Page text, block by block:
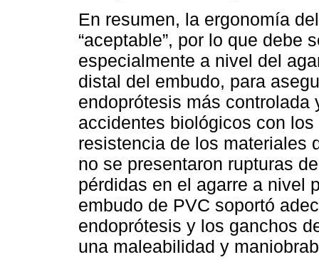
En resumen, la ergonomía
“aceptable”, por lo que debe
especialmente a nivel del
distal del embudo, para
endoprótesis más
accidentes biológicos con
resistencia de los materiales
no se presentaron rupturas
pérdidas en el agarre a nivel
embudo de PVC soportó
endoprótesis y los ganchos
una maleabilidad y